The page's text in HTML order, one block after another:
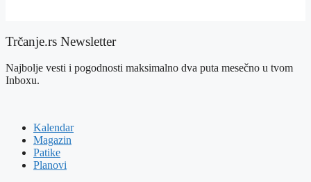
Trčanje.rs Newsletter
Najbolje vesti i pogodnosti maksimalno dva puta mesečno u tvom
Inboxu.
Kalendar
Magazin
Patike
Planovi